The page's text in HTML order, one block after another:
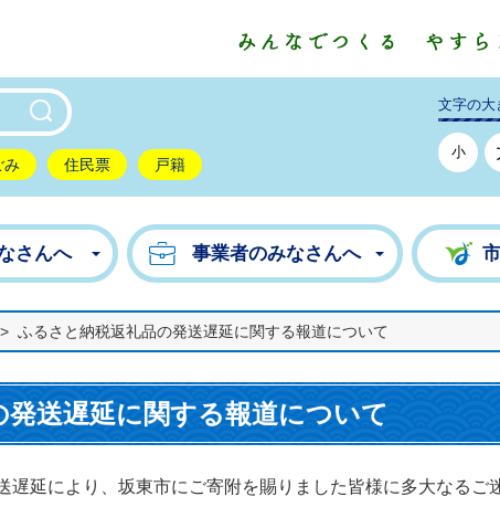
み 住民票 戸籍
文字の大
小
さんへ 事業者のみなさんへ
> ふるさと納税返礼品の発送遅延に関する報道について
送遅延に関する報道について
延により、坂東市にご寄附を賜りました皆様に多大なるご